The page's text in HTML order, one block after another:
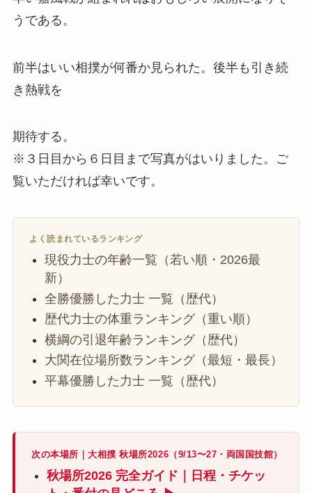
うである。
前半はいい相撲が何番か見られた。後半も引き続
き熱戦を
期待する。
※３日目から６日目まで写真がはいりました。ご
覧いただければ幸いです。
よく読まれているランキング
現役力士の年齢一覧（若い順・2026最
新）
全勝優勝した力士 一覧（歴代）
歴代力士の体重ランキング（重い順）
横綱の引退年齢ランキング（歴代）
大関在位場所数ランキング（最短・最長）
平幕優勝した力士 一覧（歴代）
次の本場所｜大相撲 秋場所2026（9/13〜27・両国国技館）
秋場所2026 完全ガイド｜日程・チケッ